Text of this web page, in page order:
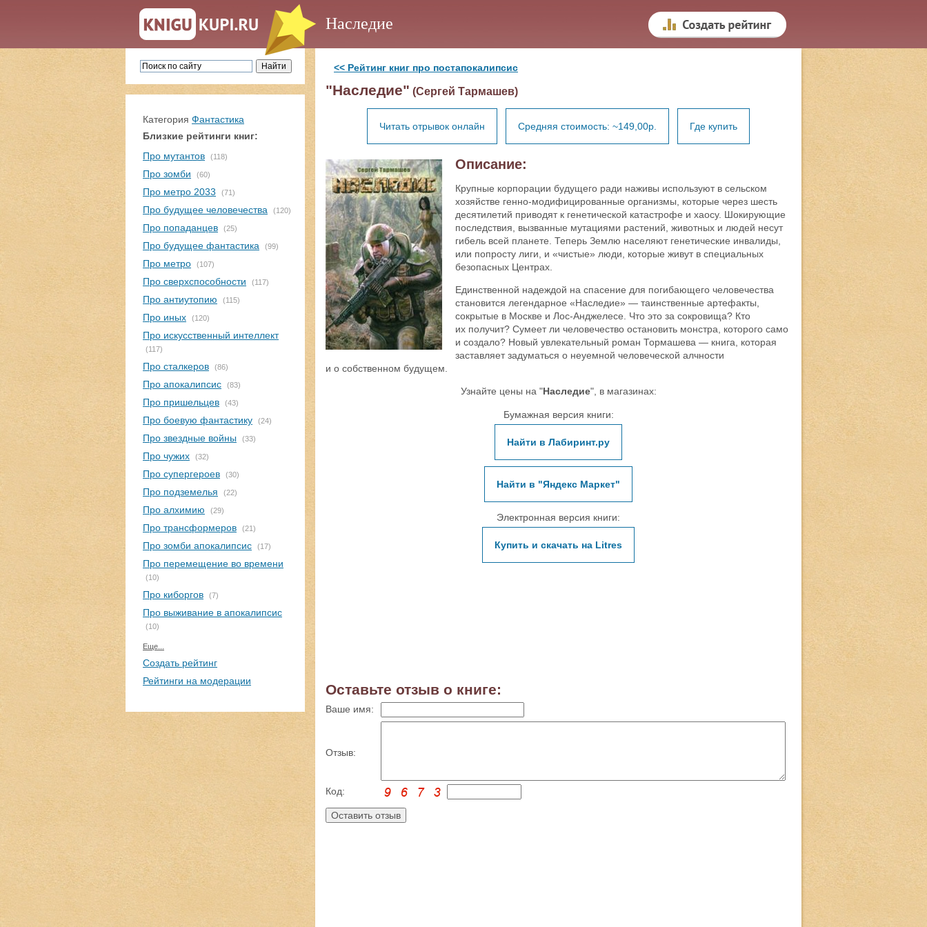
Наследие
Категория Фантастика
Близкие рейтинги книг:
Про мутантов
(118)
Про зомби (60)
Про метро 2033 (71)
Про будущее человечества (120)
Про попаданцев (25)
Про будущее фантастика (99)
Про метро (107)
Про сверхспособности (117)
Про антиутопию (115)
Про иных (120)
Про искусственный интеллект
(117)
Про сталкеров (86)
Про апокалипсис (83)
Про пришельцев (43)
Про боевую фантастику (24)
Про звездные войны (33)
Про чужих (32)
Про супергероев (30)
Про подземелья (22)
Про алхимию (29)
Про трансформеров (21)
Про зомби апокалипсис (17)
Про перемещение во времени
(10)
Про киборгов (7)
Про выживание в апокалипсис
(10)
Еще...
Создать рейтинг
Рейтинги на модерации
<< Рейтинг книг про постапокалипсис
"Наследие" (Сергей Тармашев)
Читать отрывок онлайн Средняя стоимость: ~149,00р. Где купить
Описание:
Крупные корпорации будущего ради наживы используют в сельском
хозяйстве генно-модифицированные организмы, которые через шесть
десятилетий приводят к генетической катастрофе и хаосу. Шокирующие
последствия, вызванные мутациями растений, животных и людей несут
гибель всей планете. Теперь Землю населяют генетические инвалиды,
или попросту лиги, и «чистые» люди, которые живут в специальных
безопасных Центрах.
Единственной надеждой на спасение для погибающего человечества
становится легендарное «Наследие» — таинственные артефакты,
сокрытые в Москве и Лос-Анджелесе. Что это за сокровища? Кто
их получит? Сумеет ли человечество остановить монстра, которого само
и создало? Новый увлекательный роман Тормашева — книга, которая
заставляет задуматься о неуемной человеческой алчности
и о собственном будущем.
Узнайте цены на "Наследие", в магазинах:
Бумажная версия книги:
Найти в Лабиринт.ру
Найти в "Яндекс Маркет"
Электронная версия книги:
Купить и скачать на Litres
Оставьте отзыв о книге:
Ваше имя:
Отзыв:
Код: